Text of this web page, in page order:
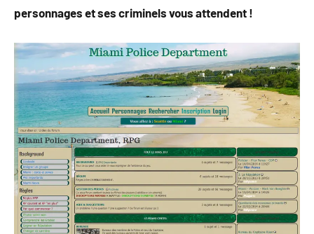
personnages et ses criminels vous attendent !